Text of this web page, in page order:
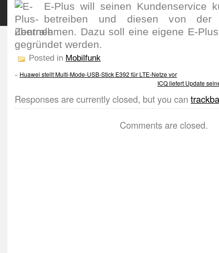
E-Plus will seinen Kundenservice
betreiben und diesen von der
übernehmen. Dazu soll eine eigene E-
gegründet werden.
Posted in Mobilfunk
« Huawei stellt Multi-Mode-USB-Stick E392 für LTE-Netze vor
ICQ liefert Update
Responses are currently closed, but you can
Comments are closed.